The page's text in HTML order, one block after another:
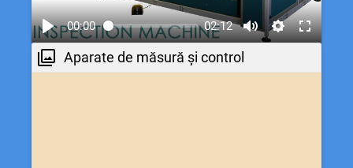
00:00 02:12
Aparate de măsură și control